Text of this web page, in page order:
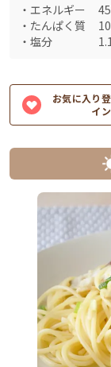
・ エネルギー
・ たんぱく質
・ 塩分 1.1
お気に入り
イン